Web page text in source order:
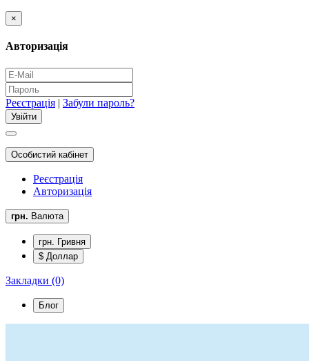
×
Авторизація
Реєстрація | Забули пароль?
Особистий кабінет
Реєстрація
Авторизація
грн. Валюта
грн. Гривня
$ Доллар
Закладки (0)
Блог